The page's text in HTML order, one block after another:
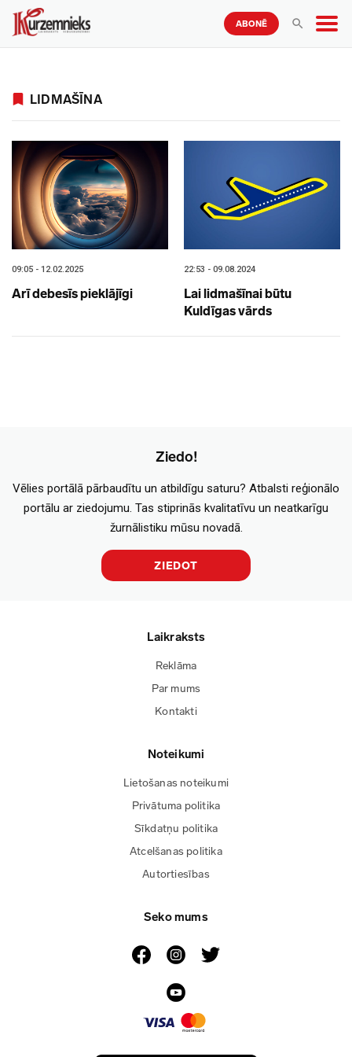
ABONĒ
LIDMAŠĪNA
09:05 - 12.02.2025
Arī debesīs pieklājīgi
22:53 - 09.08.2024
Lai lidmašīnai būtu
Kuldīgas vārds
Ziedo!
Vēlies portālā pārbaudītu un atbildīgu saturu? Atbalsti reģionālo
portālu ar ziedojumu. Tas stiprinās kvalitatīvu un neatkarīgu
žurnālistiku mūsu novadā.
ZIEDOT
Laikraksts
Reklāma
Par mums
Kontakti
Noteikumi
Lietošanas noteikumi
Privātuma politika
Sīkdatņu politika
Atcelšanas politika
Autortiesības
Seko mums